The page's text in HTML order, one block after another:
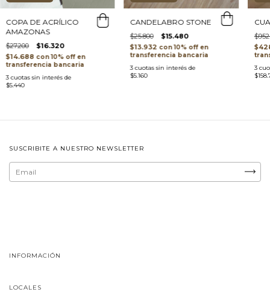
COPA DE ACRÍLICO
AMAZONAS
$27.200
$16.320
$14.688 con
transferencia bancaria
3 cuotas sin interés de
$5.440
CANDELABRO STONE
$25.800
$15.480
$13.932 con
transferencia bancaria
3 cuotas sin interés de
$5.160
3
SUSCRIBITE A NUESTRO NEWSLETTER
INFORMACIÓN
LOCALES